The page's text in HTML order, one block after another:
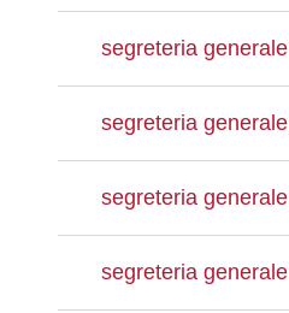
segreteria generale
segreteria generale
segreteria generale
segreteria generale